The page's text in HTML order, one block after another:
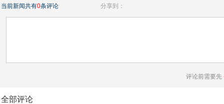
当前新闻共有0条评论 分享到：
评论前需要先
全部评论